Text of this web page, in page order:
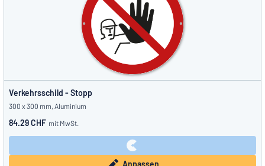
Verkehrsschild - Stopp
300 x 300 mm, Aluminium
84.29 CHF mit MwSt.
Anpassen